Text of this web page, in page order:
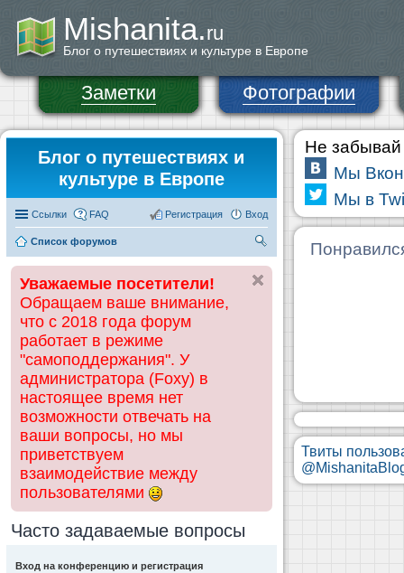
Mishanita.ru
Блог о путешествиях и культуре в Европе
Заметки Фотографии
Блог о путешествиях и
культуре в Европе
Ссылки FAQ Вход
Регистрация
Список форумов
ск
Уважаемые посетители!
Обращаем ваше внимание,
что с 2018 года форум
работает в режиме
"самоподдержания". У
администратора (Foxy) в
настоящее время нет
возможности отвечать на
ваши вопросы, но мы
приветствуем
взаимодействие между
пользователями
Часто задаваемые вопросы
Вход на конференцию и регистрация
Не забывай
Мы
Мы в
Твиты